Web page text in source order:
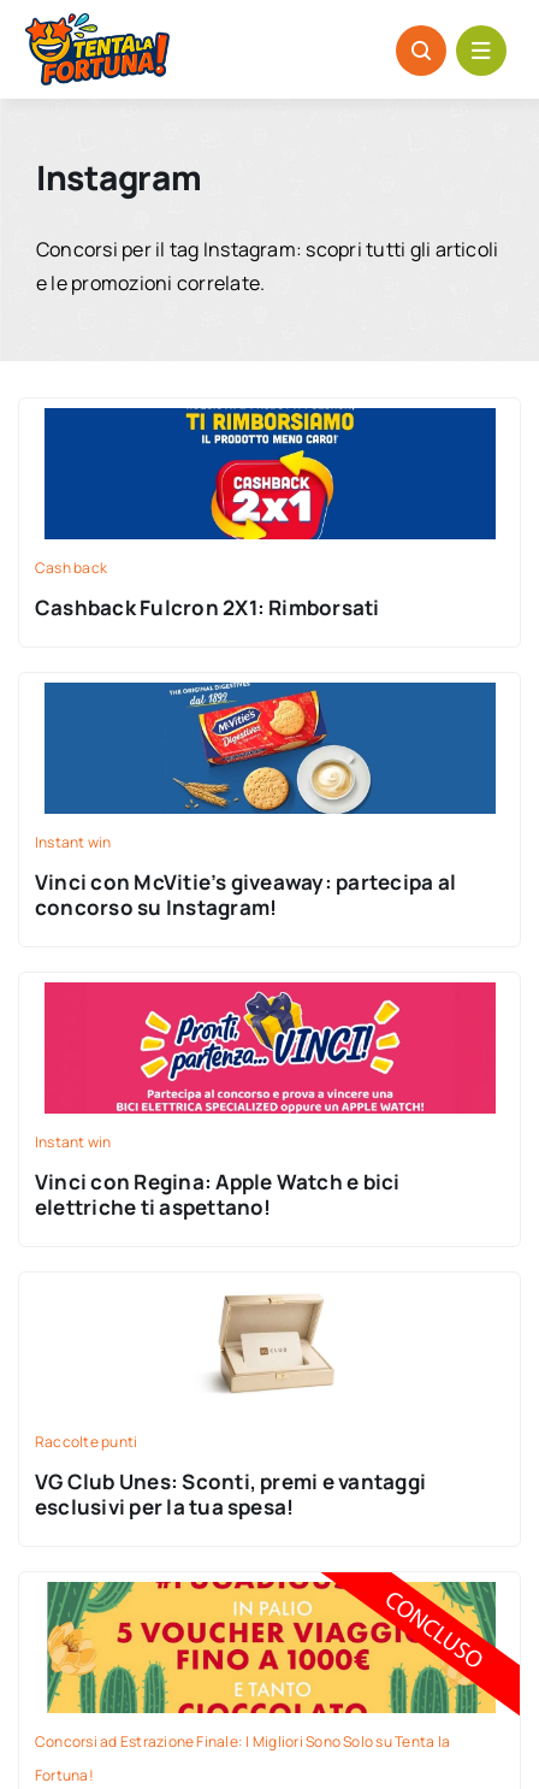
Salta
contenuto
Instagram
Concorsi per il tag Instagram: scopri tutti gli articoli
e le promozioni correlate.
Cash back
Cashback Fulcron 2X1: Rimborsati
Instant win
Vinci con McVitie’s giveaway: partecipa al
concorso su Instagram!
Instant win
Vinci con Regina: Apple Watch e bici
elettriche ti aspettano!
Raccolte punti
VG Club Unes: Sconti, premi e vantaggi
esclusivi per la tua spesa!
Concorsi ad Estrazione Finale: I Migliori Sono Solo su Tenta la
Fortuna!